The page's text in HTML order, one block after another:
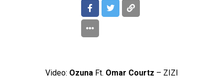
Video: Ozuna Ft. Omar Courtz – ZIZI